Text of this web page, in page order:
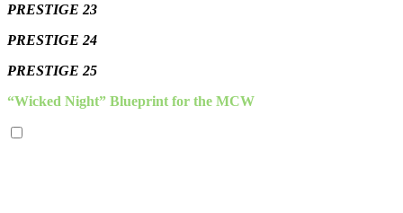
PRESTIGE 23
PRESTIGE 24
PRESTIGE 25
“Wicked Night” Blueprint for the MCW